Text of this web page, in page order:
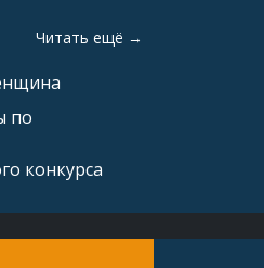
Читать ещё →
по
конкурса